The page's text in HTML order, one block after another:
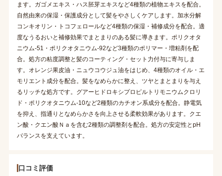
ます。ガゴメエキス・ハス胚芽エキスなど4種類の植物エキスを配合。
自然由来の保湿・保護成分として髪をやさしくケアします。加水分解
コンキオリン・トコフェロールなど4種類の保湿・補修成分を配合。適
度なうるおいと補修効果でまとまりのある髪に導きます。ポリクオタ
ニウム-51・ポリクオタニウム-92など3種類のポリマー・増粘剤を配
合。処方の粘度調整と髪のコーティング・セット力付与に寄与しま
す。オレンジ果皮油・ニュウコウジュ油をはじめ、4種類のオイル・エ
モリエント成分を配合。髪をなめらかに整え、ツヤとまとまりを与え
るリッチな処方です。グアーヒドロキシプロピルトリモニウムクロリ
ド・ポリクオタニウム-10など2種類のカチオン系成分を配合。静電気
を抑え、指通りとなめらかさを向上させる柔軟効果があります。クエ
ン酸・クエン酸Ｎａを含む2種類の調整剤を配合。処方の安定性とpH
バランスを支えています。
口コミ評価